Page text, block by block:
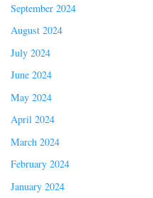
September 2024
August 2024
July 2024
June 2024
May 2024
April 2024
March 2024
February 2024
January 2024